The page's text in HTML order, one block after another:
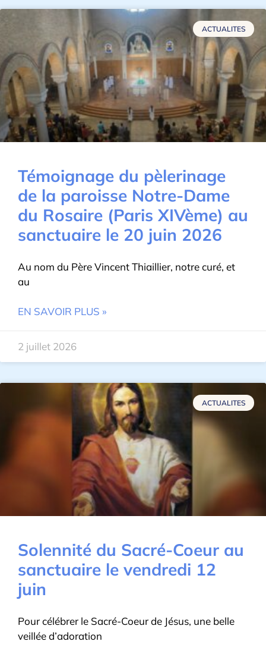
ACTUALITES
Témoignage du pèlerinage
de la paroisse Notre-Dame
du Rosaire (Paris XIVème) au
sanctuaire le 20 juin 2026
Au nom du Père Vincent Thiaillier, notre curé, et
au
EN SAVOIR PLUS »
2 juillet 2026
ACTUALITES
Solennité du Sacré-Coeur au
sanctuaire le vendredi 12
juin
Pour célébrer le Sacré-Coeur de Jésus, une belle
veillée d’adoration